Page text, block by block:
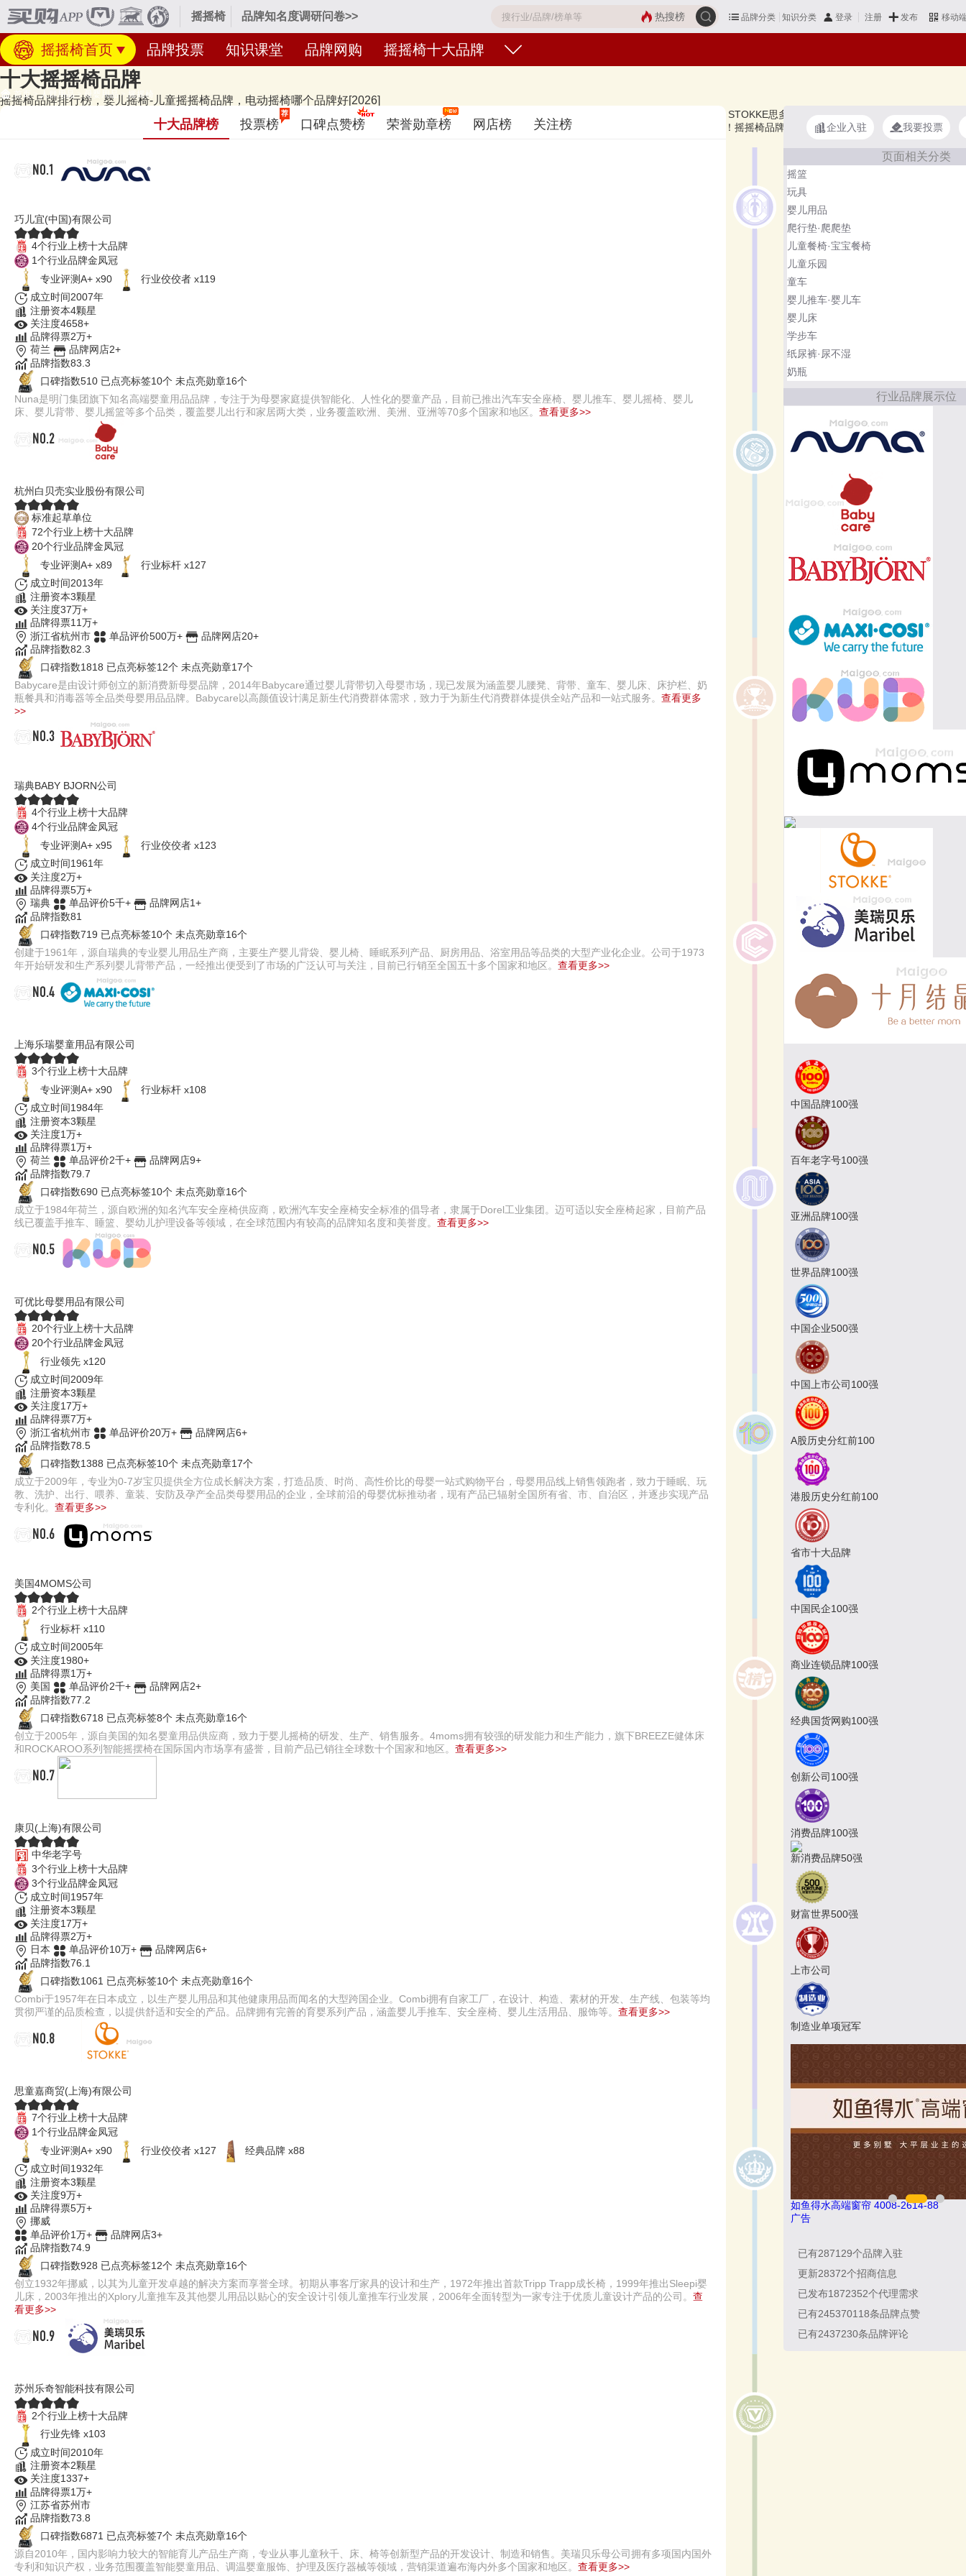
摇摇椅 品牌知名度调研问卷>> 品牌分类 知识分类 登录 注册 发布 移动
热搜榜
摇摇椅首页 品牌投票 知识课堂 品牌网购 摇摇椅十大品牌
十大摇摇椅品牌
摇摇椅品牌排行榜，婴儿摇椅-儿童摇摇椅品牌，电动摇椅哪个品牌好[2026]
发布啦！居前十的有：Nuna、白贝壳Babycare、BabyBjorn、Maxi Cosi迈可适、可优比KUB、4moms、Combi康贝、STOKKE思多嘉儿、美瑞贝乐Maribel、十月结晶等
牌榜单和著名摇摇椅品牌名单的是口碑好或知名度高、有实力的品牌，排名不分先后，仅供借鉴参考，想知道什么牌子的摇摇椅好？您可以多比较，选择自己满意的！摇摇椅品牌主要属于商标分类的第20类。榜单更新
首页 > 人群用品 > 母婴用品 > 摇摇椅
十大品牌榜 投票榜
荐
口碑点赞榜 荣誉勋章榜 网店榜 关注榜
NO.1
巧儿宜(中国)有限公司
4个行业上榜十大品牌
1个行业品牌金凤冠
专业评测A+ x90
行业佼佼者 x119
成立时间2007年
注册资本4颗星
关注度4658+
品牌得票2万+
荷兰
品牌网店2+
品牌指数83.3
口碑指数510 已点亮标签10个 未点亮勋章16个
Nuna是明门集团旗下知名高端婴童用品品牌，专注于为母婴家庭提供智能化、人性化的婴童产品，目前已推出汽车安全座椅、婴儿推车、婴儿摇椅、婴儿
床、婴儿背带、婴儿摇篮等多个品类，覆盖婴儿出行和家居两大类，业务覆盖欧洲、美洲、亚洲等70多个国家和地区。 查看更多>>
NO.2
杭州白贝壳实业股份有限公司
标准起草单位
72个行业上榜十大品牌
20个行业品牌金凤冠
专业评测A+ x89
行业标杆 x127
成立时间2013年
注册资本3颗星
关注度37万+
品牌得票11万+
浙江省杭州市
单品评价500万+
品牌网店20+
品牌指数82.3
口碑指数1818 已点亮标签12个 未点亮勋章17个
Babycare是由设计师创立的新消费新母婴品牌，2014年Babycare通过婴儿背带切入母婴市场，现已发展为涵盖婴儿腰凳、背带、童车、婴儿床、床护栏、奶
瓶餐具和消毒器等全品类母婴用品品牌。Babycare以高颜值设计满足新生代消费群体需求，致力于为新生代消费群体提供全站产品和一站式服务。 查看更多
>>
NO.3
瑞典BABY BJORN公司
4个行业上榜十大品牌
4个行业品牌金凤冠
专业评测A+ x95
行业佼佼者 x123
成立时间1961年
关注度2万+
品牌得票5万+
瑞典
单品评价5千+
品牌网店1+
品牌指数81
口碑指数719 已点亮标签10个 未点亮勋章16个
创建于1961年，源自瑞典的专业婴儿用品生产商，主要生产婴儿背袋、婴儿椅、睡眠系列产品、厨房用品、浴室用品等品类的大型产业化企业。公司于1973
年开始研发和生产系列婴儿背带产品，一经推出便受到了市场的广泛认可与关注，目前已行销至全国五十多个国家和地区。 查看更多>>
NO.4
上海乐瑞婴童用品有限公司
3个行业上榜十大品牌
专业评测A+ x90
行业标杆 x108
成立时间1984年
注册资本3颗星
关注度1万+
品牌得票1万+
荷兰
单品评价2千+
品牌网店9+
品牌指数79.7
口碑指数690 已点亮标签10个 未点亮勋章16个
成立于1984年荷兰，源自欧洲的知名汽车安全座椅供应商，欧洲汽车安全座椅安全标准的倡导者，隶属于Dorel工业集团。迈可适以安全座椅起家，目前产品
线已覆盖手推车、睡篮、婴幼儿护理设备等领域，在全球范围内有较高的品牌知名度和美誉度。 查看更多>>
NO.5
可优比母婴用品有限公司
20个行业上榜十大品牌
20个行业品牌金凤冠
行业领先 x120
成立时间2009年
注册资本3颗星
关注度17万+
品牌得票7万+
浙江省杭州市
单品评价20万+
品牌网店6+
品牌指数78.5
口碑指数1388 已点亮标签10个 未点亮勋章17个
成立于2009年，专业为0-7岁宝贝提供全方位成长解决方案，打造品质、时尚、高性价比的母婴一站式购物平台，母婴用品线上销售领跑者，致力于睡眠、玩
教、洗护、出行、喂养、童装、安防及孕产全品类母婴用品的企业，全球前沿的母婴优标推动者，现有产品已辐射全国所有省、市、自治区，并逐步实现产品
专利化。 查看更多>>
NO.6
美国4MOMS公司
2个行业上榜十大品牌
行业标杆 x110
成立时间2005年
关注度1980+
品牌得票1万+
美国
单品评价2千+
品牌网店2+
品牌指数77.2
口碑指数6718 已点亮标签8个 未点亮勋章16个
创立于2005年，源自美国的知名婴童用品供应商，致力于婴儿摇椅的研发、生产、销售服务。4moms拥有较强的研发能力和生产能力，旗下BREEZE健体床
和ROCKAROO系列智能摇摆椅在国际国内市场享有盛誉，目前产品已销往全球数十个国家和地区。 查看更多>>
NO.7
康贝(上海)有限公司
中华老字号
3个行业上榜十大品牌
3个行业品牌金凤冠
成立时间1957年
注册资本3颗星
关注度17万+
品牌得票2万+
日本
单品评价10万+
品牌网店6+
品牌指数76.1
口碑指数1061 已点亮标签10个 未点亮勋章16个
Combi于1957年在日本成立，以生产婴儿用品和其他健康用品而闻名的大型跨国企业。Combi拥有自家工厂，在设计、构造、素材的开发、生产线、包装等均
贯彻严谨的品质检查，以提供舒适和安全的产品。品牌拥有完善的育婴系列产品，涵盖婴儿手推车、安全座椅、婴儿生活用品、服饰等。 查看更多>>
NO.8
思童嘉商贸(上海)有限公司
7个行业上榜十大品牌
1个行业品牌金凤冠
专业评测A+ x90
行业佼佼者 x127
经典品牌 x88
成立时间1932年
注册资本3颗星
关注度9万+
品牌得票5万+
挪威
单品评价1万+
品牌网店3+
品牌指数74.9
口碑指数928 已点亮标签12个 未点亮勋章16个
创立1932年挪威，以其为儿童开发卓越的解决方案而享誉全球。初期从事客厅家具的设计和生产，1972年推出首款Tripp Trapp成长椅，1999年推出Sleepi婴
儿床，2003年推出的Xplory儿童推车及其他婴儿用品以贴心的安全设计引领儿童推车行业发展，2006年全面转型为一家专注于优质儿童设计产品的公司。 查
看更多>>
NO.9
苏州乐奇智能科技有限公司
2个行业上榜十大品牌
行业先锋 x103
成立时间2010年
注册资本2颗星
关注度1337+
品牌得票1万+
江苏省苏州市
品牌指数73.8
口碑指数6871 已点亮标签7个 未点亮勋章16个
源自2010年，国内影响力较大的智能育儿产品生产商，专业从事儿童秋千、床、椅等创新型产品的开发设计、制造和销售。美瑞贝乐母公司拥有多项国内国外
专利和知识产权，业务范围覆盖智能婴童用品、调温婴童服饰、护理及医疗器械等领域，营销渠道遍布海内外多个国家和地区。 查看更多>>
企业入驻 我要投票
页面相关分类
摇篮
玩具
婴儿用品
爬行垫·爬爬垫
儿童餐椅·宝宝餐椅
儿童乐园
童车
婴儿推车·婴儿车
婴儿床
学步车
纸尿裤·尿不湿
奶瓶
行业品牌展示位
中国品牌100强
百年老字号100强
亚洲品牌100强
世界品牌100强
中国企业500强
中国上市公司100强
A股历史分红前100
港股历史分红前100
省市十大品牌
中国民企100强
商业连锁品牌100强
经典国货网购100强
创新公司100强
消费品牌100强
新消费品牌50强
财富世界500强
上市公司
制造业单项冠军
如鱼得水高端窗帘 4008-2614-88
广告
已有287129个品牌入驻
更新28372个招商信息
已发布1872352个代理需求
已有245370118条品牌点赞
已有2437230条品牌评论